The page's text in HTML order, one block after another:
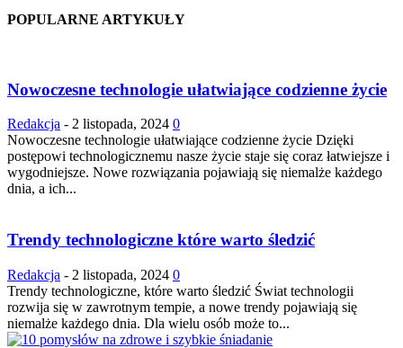
POPULARNE ARTYKUŁY
Nowoczesne technologie ułatwiające codzienne życie
Redakcja - 2 listopada, 2024 0
Nowoczesne technologie ułatwiające codzienne życie Dzięki
postępowi technologicznemu nasze życie staje się coraz łatwiejsze i
wygodniejsze. Nowe rozwiązania pojawiają się niemalże każdego
dnia, a ich...
Trendy technologiczne które warto śledzić
Redakcja - 2 listopada, 2024 0
Trendy technologiczne, które warto śledzić Świat technologii
rozwija się w zawrotnym tempie, a nowe trendy pojawiają się
niemalże każdego dnia. Dla wielu osób może to...